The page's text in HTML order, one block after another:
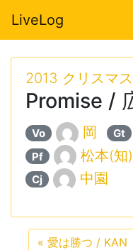
LiveLog
2013 クリスマ
Promise /
Vo 岡 Gt
Pf 松本(知)
Cj 中園
« 愛は勝つ / KAN